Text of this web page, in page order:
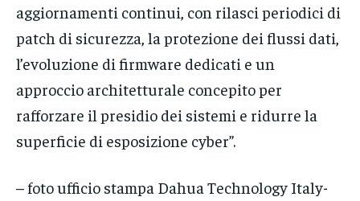
aggiornamenti continui, con rilasci periodici di
patch di sicurezza, la protezione dei flussi dati,
l’evoluzione di firmware dedicati e un
approccio architetturale concepito per
rafforzare il presidio dei sistemi e ridurre la
superficie di esposizione cyber”.
– foto ufficio stampa Dahua Technology Italy-